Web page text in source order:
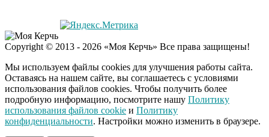
Copyright © 2013 - 2026 «Моя Керчь» Все права защищены!
Мы используем файлы cookies для улучшения работы сайта.
Оставаясь на нашем сайте, вы соглашаетесь с условиями
использования файлов cookies. Чтобы получить более
подробную информацию, посмотрите нашу Политику
использования файлов cookie и Политику
конфиденциальности. Настройки можно изменить в браузере.